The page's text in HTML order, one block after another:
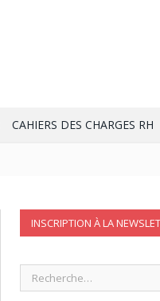
CAHIERS DES CHARGES RH
INSCRIPTION À LA